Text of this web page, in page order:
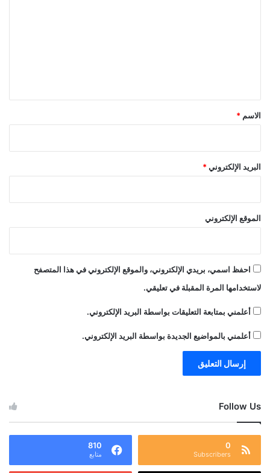
*
الاسم *
البريد الإلكتروني*
الموقع الإلكتروني
احفظ اسمي، بريدي الإلكتروني، والموقع الإلكتروني في هذا المتصفح
لاستخدامها المرة المقبلة في تعليقي.
أعلمني بمتابعة التعليقات بواسطة البريد الإلكتروني.
أعلمني بالمواضيع الجديدة بواسطة البريد الإلكتروني.
Follow Us
0
Subscribers
810
متابع